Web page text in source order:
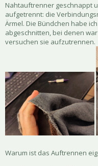
Nahtauftrenner geschnappt
aufgetrennt: die
Ärmel. Die Bündchen habe
abgeschnitten, bei denen
versuchen sie aufzutrennen.
Warum ist das Auftrennen